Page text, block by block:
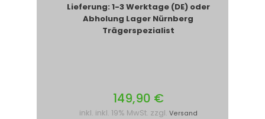
Lieferung: 1-3 Werktage (DE) oder
Abholung Lager Nürnberg
Trägerspezialist
149,90 €
inkl. inkl. 19% MwSt. zzgl. Versand